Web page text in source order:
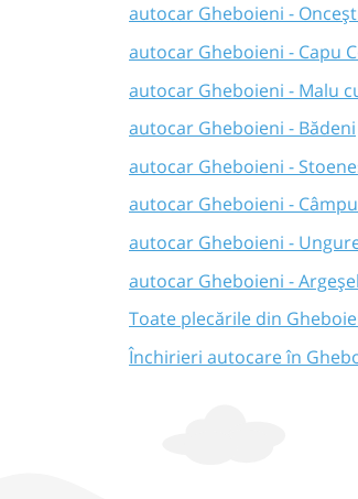
autocar Gheboieni -
autocar Gheboieni - Capu
autocar Gheboieni - Malu
autocar Gheboieni - Bădeni
autocar Gheboieni -
autocar Gheboieni -
autocar Gheboieni -
autocar Gheboieni -
Toate plecările din
Închirieri autocare în